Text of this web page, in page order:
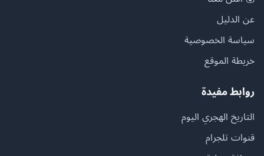
عن الدليل
سياسة الخصوصية
خريطة الموقع
روابط مفيدة
التاريخ الهجري اليوم
قنوات تلجرام